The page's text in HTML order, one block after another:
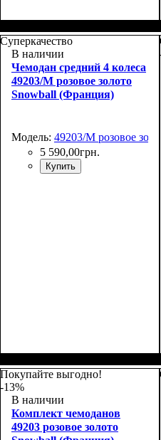
76х51х31+5
Суперкачество
В наличии
Чемодан средний 4 колеса
49203/M розовое золото
Snowball (Франция)
Модель: 49203/M розовое
5 590,00грн.
Купить
66х45х27+5
Покупайте выгодно!
-13%
В наличии
Комплект чемоданов
49203 розовое золото